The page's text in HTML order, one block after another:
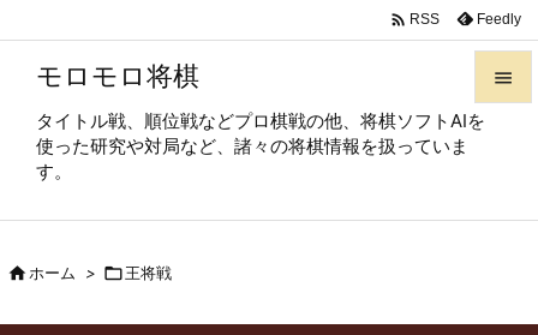
モロモロ将棋
タイトル戦、順位戦などプロ棋戦の他、将棋ソフトAIを
使った研究や対局など、諸々の将棋情報を扱っていま
す。

サイド
 RSS Feedly
ホーム > 王将戦